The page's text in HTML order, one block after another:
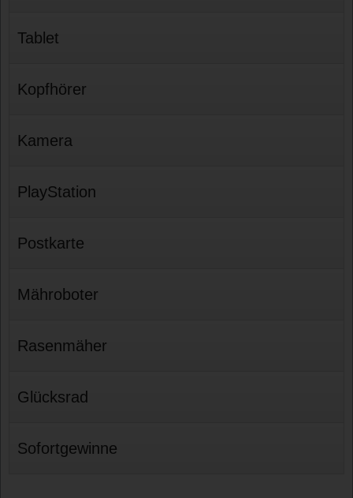
Tablet
Kopfhörer
Kamera
PlayStation
Postkarte
Mähroboter
Rasenmäher
Glücksrad
Sofortgewinne